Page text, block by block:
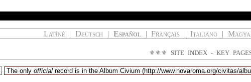
Latíné |Deutsch | Español|Français | Italiano |
⚜⚜⚜ SITE INDEX - KEY
The only official record is in the Album Civium